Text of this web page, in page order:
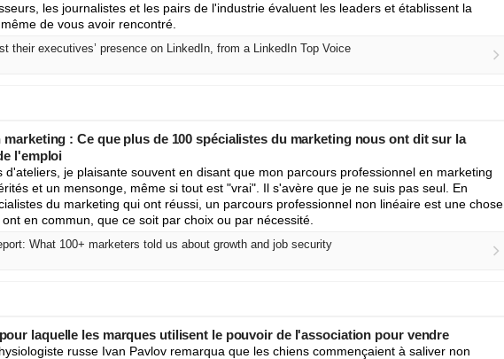
les journalistes et les pairs de l'industrie évaluent les leaders et établissent la
de vous avoir rencontré.
their executives’ presence on LinkedIn, from a LinkedIn Top Voice
: Ce que plus de 100 spécialistes du marketing nous ont dit sur la
l'emploi
d'ateliers, je plaisante souvent en disant que mon parcours professionnel en marketing
et un mensonge, même si tout est "vrai". Il s'avère que je ne suis pas seul. En
du marketing qui ont réussi, un parcours professionnel non linéaire est une chose
en commun, que ce soit par choix ou par nécessité.
What 100+ marketers told us about growth and job security
laquelle les marques utilisent le pouvoir de l'association pour vendre
russe Ivan Pavlov remarqua que les chiens commençaient à saliver non